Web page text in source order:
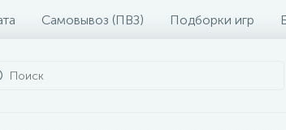
Самовывоз (ПВЗ) Подборки игр